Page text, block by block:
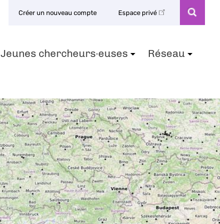
Créer un nouveau compte Espace privé
Jeunes chercheurs·euses Réseau